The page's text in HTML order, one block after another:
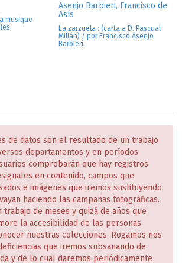
musique
Asenjo Barbieri, Francisco de
Asís
La zarzuela : (carta a D. Pascual
Millán) / por Francisco Asenjo
Barbieri.
de datos son el resultado de un trabajo
departamentos y en períodos
comprobarán que hay registros
en contenido, campos que
e imágenes que iremos sustituyendo
haciendo las campañas fotográficas.
trabajo de meses y quizá de años que
la accesibilidad de las personas
nuestras colecciones. Rogamos nos
que iremos subsanando de
y de lo cual daremos periódicamente